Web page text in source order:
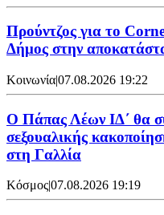
Προύντζος για το
Δήμος στην
Κοινωνία|07.08.2026 19:22
Ο Πάπας Λέων ΙΔ΄ θα
σεξουαλικής
στη Γαλλία
Κόσμος|07.08.2026 19:19